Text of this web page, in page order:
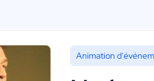
Animation